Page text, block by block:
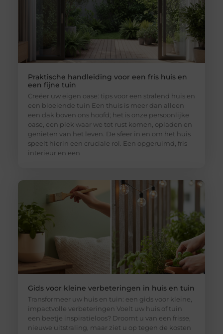
Praktische handleiding voor een fris huis en
een fijne tuin
Creëer uw eigen oase: tips voor een stralend huis en
een bloeiende tuin Een thuis is meer dan alleen
een dak boven ons hoofd; het is onze persoonlijke
oase, een plek waar we tot rust komen, opladen en
genieten van het leven. De sfeer in en om het huis
speelt hierin een cruciale rol. Een opgeruimd, fris
interieur en een
Gids voor kleine verbeteringen in huis en tuin
Transformeer uw huis en tuin: een gids voor kleine,
impactvolle verbeteringen Voelt uw huis of tuin
een beetje inspiratieloos? Droomt u van een frisse,
nieuwe uitstraling, maar ziet u op tegen de kosten